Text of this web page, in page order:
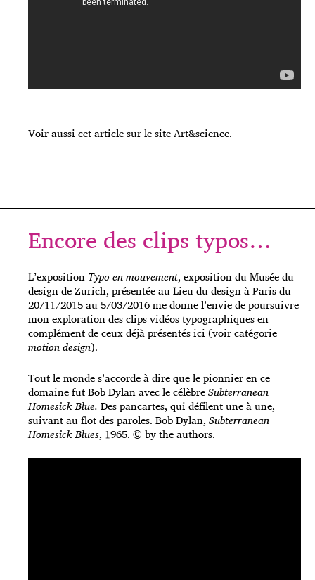
Voir aussi cet article sur le site Art&science.
Encore des clips typos…
L’exposition Typo en mouvement, exposition du Musée du
design de Zurich, présentée au Lieu du design à Paris du
20/11/2015 au 5/03/2016 me donne l’envie de poursuivre
mon exploration des clips vidéos typographiques en
complément de ceux déjà présentés ici (voir catégorie
motion design).
Tout le monde s’accorde à dire que le pionnier en ce
domaine fut Bob Dylan avec le célèbreSubterranean
Homesick Blue. Des pancartes, qui défilent une à une,
suivant au flot des paroles. Bob Dylan, Subterranean
Homesick Blues, 1965. © by the authors.